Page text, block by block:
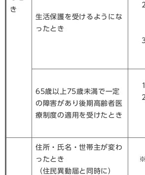
き
生活保護を受けるようにな
ったとき
65歳以上75歳未満で一定
の障害があり後期高齢者医
療制度の適用を受けたとき
住所・氏名・世帯主が変わ
ったとき
（住民異動届と同時に）